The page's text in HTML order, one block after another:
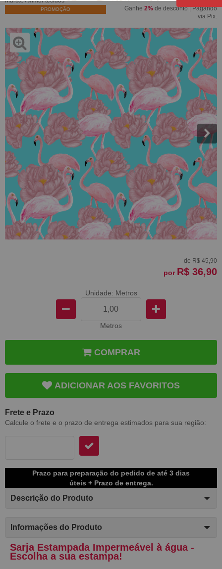
PROMOÇÃO
Ganhe 2% de desconto | Pagando
via Pix.
de R$ 45,90
por R$ 36,90
Unidade: Metros
Metros
COMPRAR
ADICIONAR AOS FAVORITOS
Frete e Prazo
Calcule o frete e o prazo de entrega estimados para sua região:
Prazo para preparação do pedido de até 3 dias
úteis + Prazo de entrega.
Descrição do Produto
Informações do Produto
Sarja Estampada Impermeável à água -
Escolha a sua estampa!